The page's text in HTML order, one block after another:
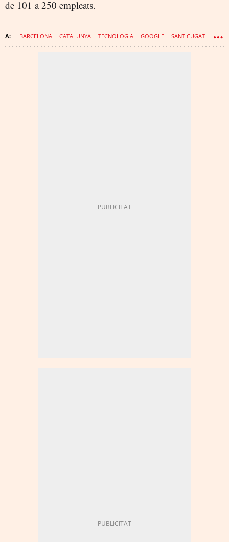
de 101 a 250 empleats.
BARCELONA CATALUNYA TECNOLOGIA GOOGLE SANT CUGAT